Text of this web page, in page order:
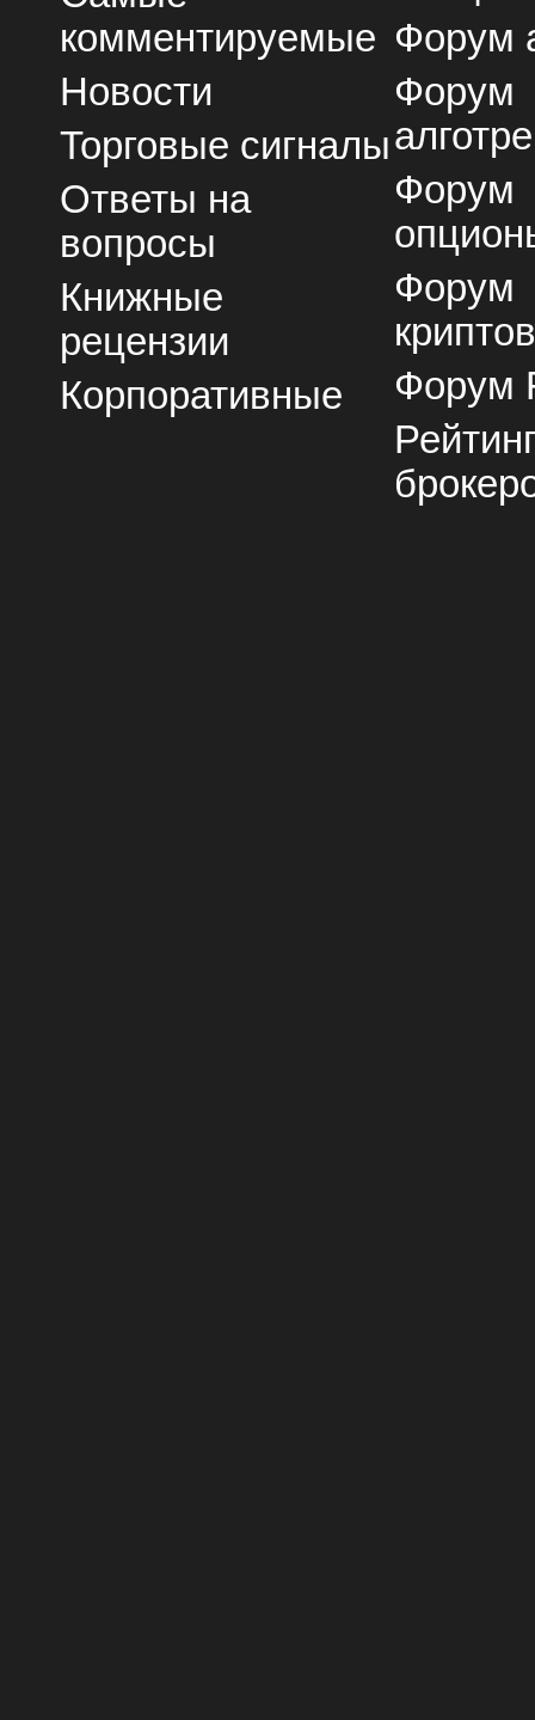
комментируемые
Новости
Торговые сигналы
Ответы на
вопросы
Книжные
рецензии
Корпоративные
Форум
Форум
Форум
Форум
Форум